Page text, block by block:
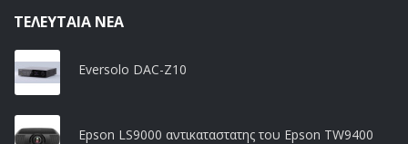
ΤΕΛΕΥΤΑΊΑ ΝΈΑ
Eversolo DAC-Z10
Epson LS9000 αντικαταστατης του Epson TW9400